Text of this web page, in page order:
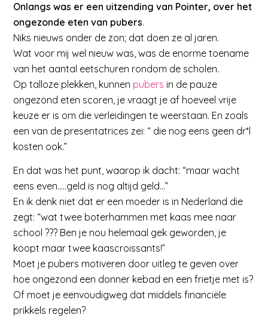
Onlangs was er een uitzending van Pointer, over het
ongezonde eten van pubers.
Niks nieuws onder de zon; dat doen ze al jaren.
Wat voor mij wel nieuw was, was de enorme toename
van het aantal eetschuren rondom de scholen.
Op talloze plekken, kunnen pubers in de pauze
ongezond eten scoren, je vraagt je af hoeveel vrije
keuze er is om die verleidingen te weerstaan. En zoals
een van de presentatrices zei: “ die nog eens geen dr*l
kosten ook.”
En dat was het punt, waarop ik dacht: “maar wacht
eens even…..geld is nog altijd geld…”
En ik denk niet dat er een moeder is in Nederland die
zegt: “wat twee boterhammen met kaas mee naar
school ??? Ben je nou helemaal gek geworden, je
koopt maar twee kaascroissants!”
Moet je pubers motiveren door uitleg te geven over
hoe ongezond een donner kebad en een frietje met is?
Of moet je eenvoudigweg dat middels financiële
prikkels regelen?